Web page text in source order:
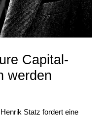
Capital-
werden
Statz fordert eine